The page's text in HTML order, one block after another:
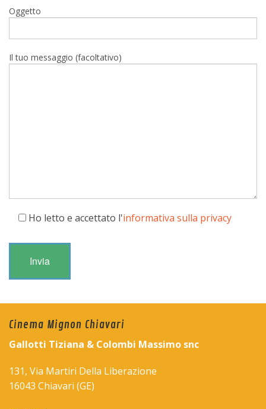
Oggetto
Il tuo messaggio (facoltativo)
Ho letto e accettato l'informativa sulla privacy
Cinema Mignon Chiavari
Gallotti Tiziana & Colombi Massimo snc
131, Via Martiri Della Liberazione
16043 Chiavari (GE)